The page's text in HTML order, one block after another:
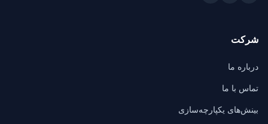
شرکت
درباره ما
تماس با ما
بینش‌های یکپارچه‌سازی